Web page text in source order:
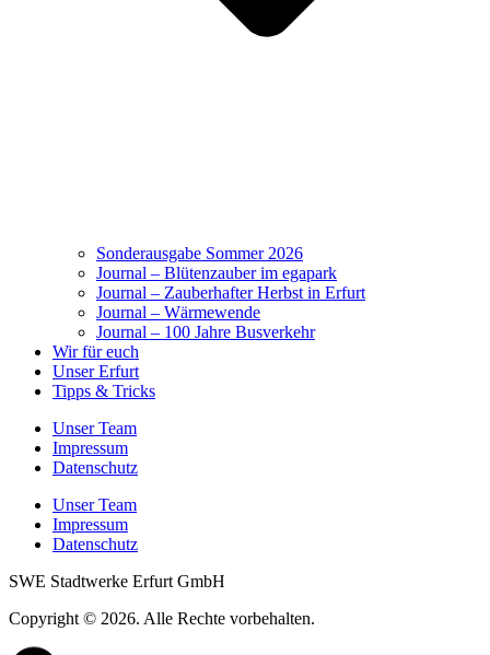
Sonderausgabe Sommer 2026
Journal – Blütenzauber im egapark
Journal – Zauberhafter Herbst in Erfurt
Journal – Wärmewende
Journal – 100 Jahre Busverkehr
Wir für euch
Unser Erfurt
Tipps & Tricks
Unser Team
Impressum
Datenschutz
Unser Team
Impressum
Datenschutz
SWE Stadtwerke Erfurt GmbH
Copyright © 2026. Alle Rechte vorbehalten.